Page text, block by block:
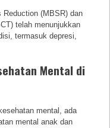
Reduction (MBSR) dan
telah menunjukkan
termasuk depresi,
Mental di
mental, ada
mental anak dan